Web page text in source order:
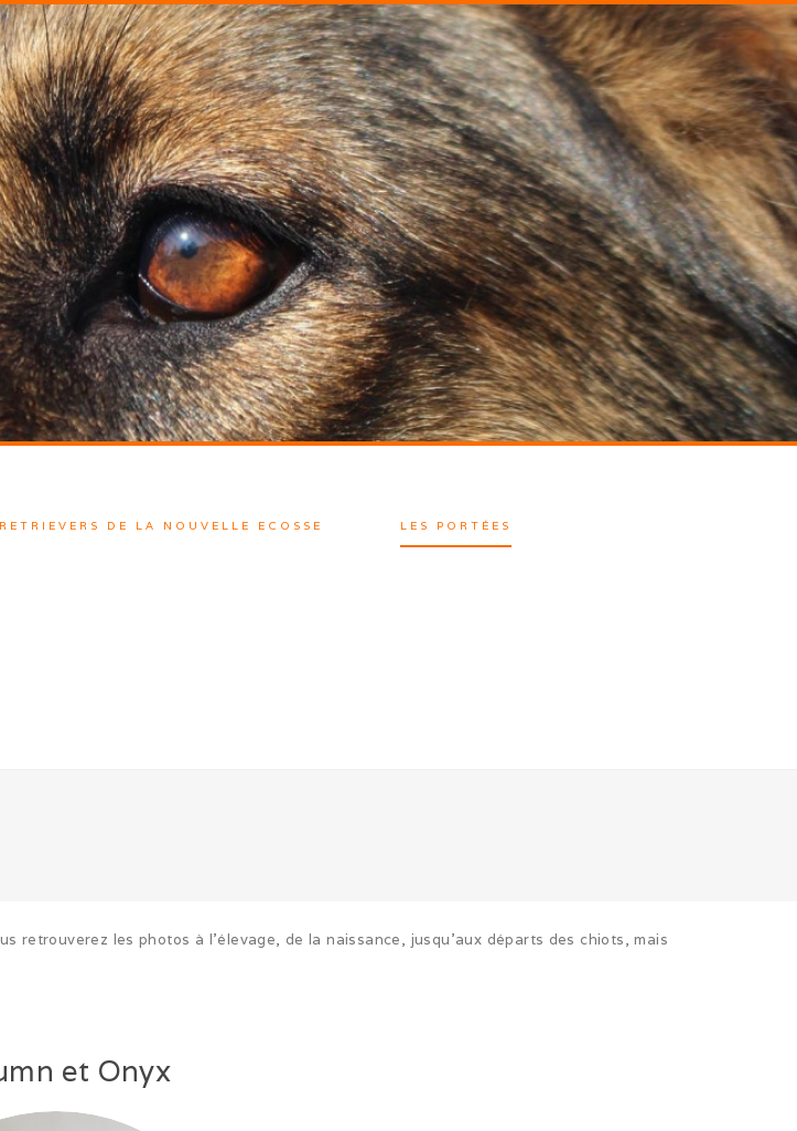
RETRIEVERS DE LA NOUVELLE ECOSSE LES PORTÉES
retrouverez les photos à l’élevage, de la naissance, jusqu’aux départs des chiots, mais
et Onyx